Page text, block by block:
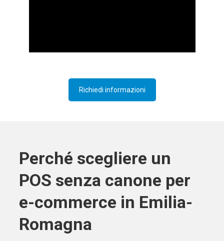
Richiedi informazioni
Perché scegliere un
POS senza canone per
e-commerce in Emilia-
Romagna